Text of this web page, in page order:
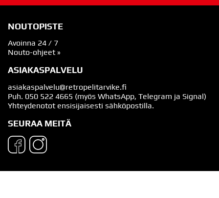
NOUTOPISTE
Avoinna 24 / 7
Nouto-ohjeet »
ASIAKASPALVELU
asiakaspalvelu@retropelitarvike.fi
Puh. 050 522 4665 (myös WhatsApp, Telegram ja Signal)
Yhteydenotot ensisijaisesti sähköpostilla.
SEURAA MEITÄ